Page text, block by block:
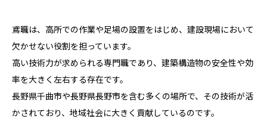
鳶職は、高所での作業や足場の設置をはじめ、建設現場において
欠かせない役割を担っています。
高い技術力が求められる専門職であり、建築構造物の安全性や効
率を大きく左右する存在です。
長野県千曲市や長野県長野市を含む多くの場所で、その技術が活
かされており、地域社会に大きく貢献しているのです。